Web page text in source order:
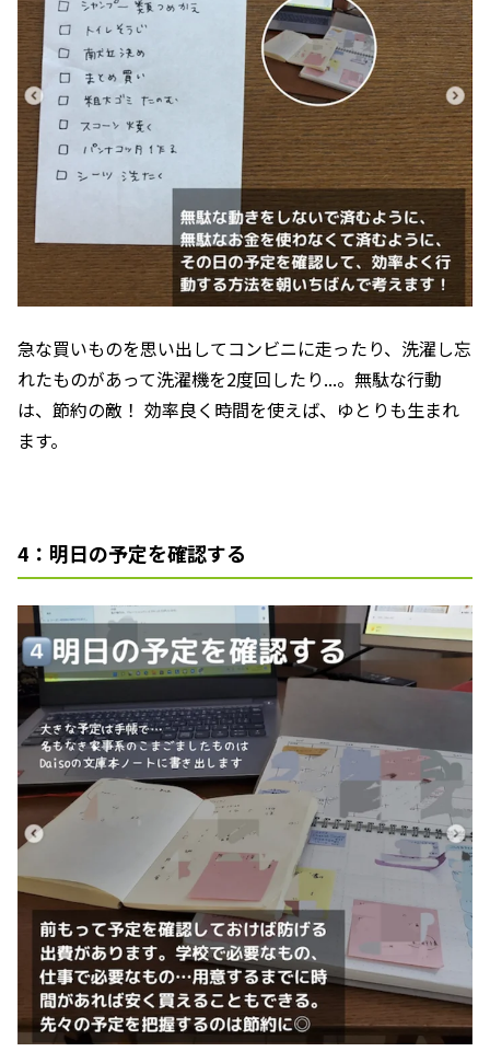
急な買いものを思い出してコンビニに走ったり、洗濯し忘
れたものがあって洗濯機を2度回したり...。無駄な行動
は、節約の敵！ 効率良く時間を使えば、ゆとりも生まれ
ます。
4：明日の予定を確認する